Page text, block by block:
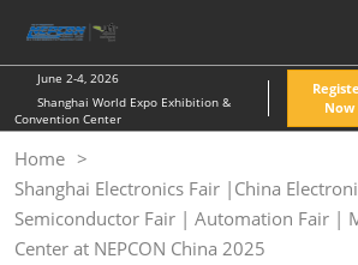
to
content
June 2-4, 2026
Shanghai World Expo Exhibition &
Convention Center
Now
Home
Shanghai Electronics Fair |China
Semiconductor Fair | Automation Fair |
Center at NEPCON China 2025